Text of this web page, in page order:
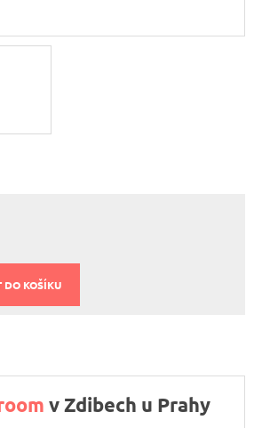
DO KOŠÍKU
v Zdibech u Prahy